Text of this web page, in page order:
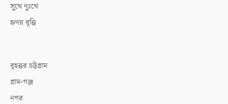
সুখে দুঃখে
হৃদয় বৃত্তি
বৃহত্তর চট্টগ্রাম
গ্রাম-গঞ্জ
নগর